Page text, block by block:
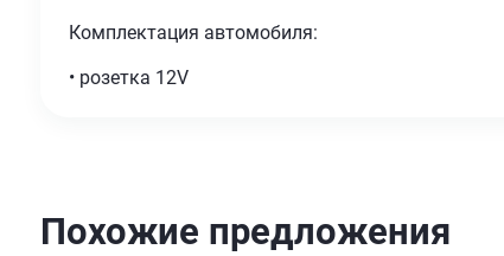
Комплектация автомобиля:
• розетка 12V
Похожие предложения